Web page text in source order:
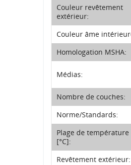
Couleur revêtement
extérieur:
Couleur âme
Homologation MSHA:
Médias:
Nombre de couches:
Norme/Standards:
Plage de température
[°C]:
Revêtement extérieur: